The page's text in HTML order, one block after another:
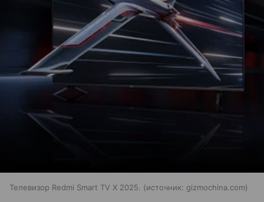
Телевизор Redmi Smart TV X 2025. источник: gizmochina.com